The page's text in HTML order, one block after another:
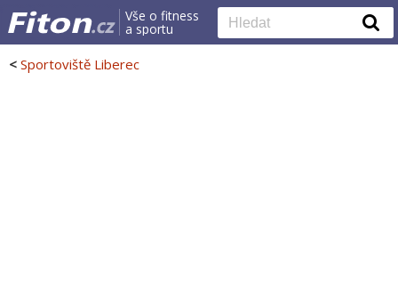
Vše o fitness
a sportu
< Sportoviště Liberec